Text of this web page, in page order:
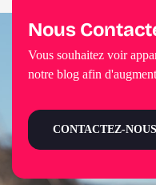
Nous
Vous souhaitez voir
notre blog afin
CONTACTEZ-NOUS